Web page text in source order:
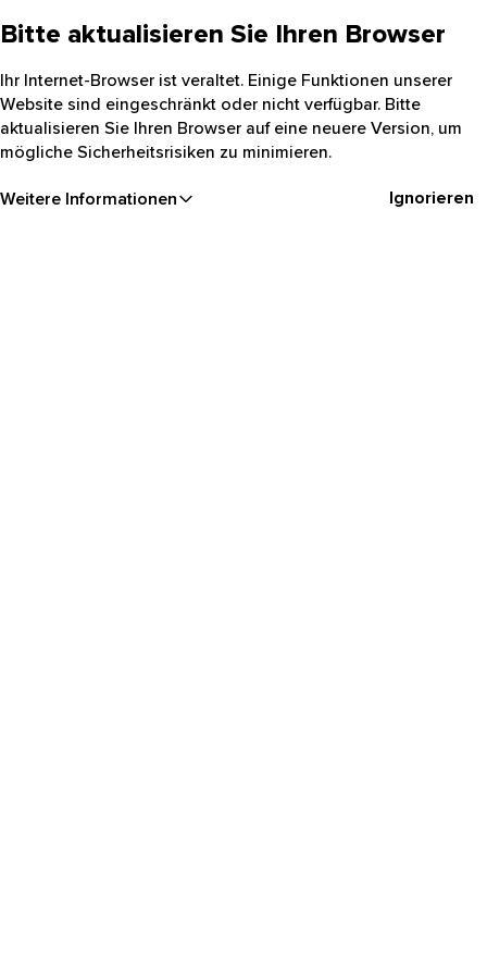
Bitte aktualisieren Sie Ihren Browser
Ihr Internet-Browser ist veraltet. Einige Funktionen unserer
Website sind eingeschränkt oder nicht verfügbar. Bitte
aktualisieren Sie Ihren Browser auf eine neuere Version, um
mögliche Sicherheitsrisiken zu minimieren.
Weitere Informationen Ignorieren